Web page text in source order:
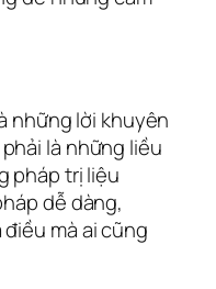
những lời khuyên
là những liều
pháp trị liệu
dễ dàng,
mà ai cũng